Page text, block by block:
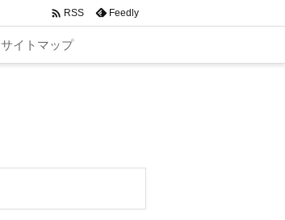
サイトマップ
 RSS Feedly